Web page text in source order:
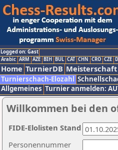
Logged on: Gast
Arabic ARM AZE BIH BUL CAT CHN CRO CZE
Home TurnierDB Meisterschaft
Turnierschach-Elozahl
Allgemeines Turnier anmelden:
Willkommen bei den
Personennummer
FIDE-Elolisten Stand